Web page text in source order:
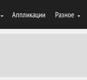
Аппликации Разное